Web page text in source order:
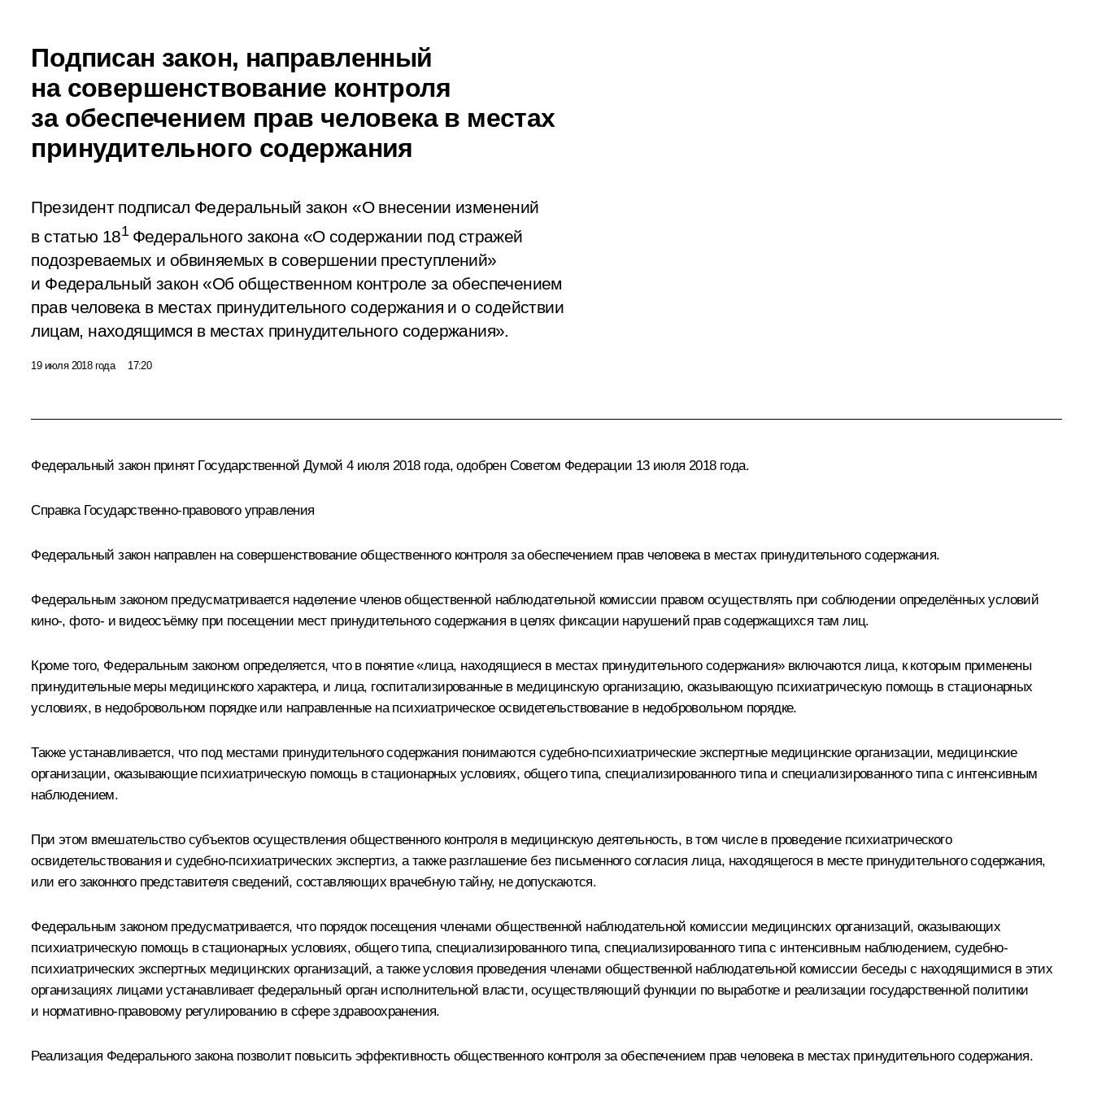
Подписан закон, направленный
на совершенствование контроля
за обеспечением прав человека в местах
принудительного содержания
Президент подписал Федеральный закон «О внесении изменений
в статью 181 Федерального закона «О содержании под стражей
подозреваемых и обвиняемых в совершении преступлений»
и Федеральный закон «Об общественном контроле за обеспечением
прав человека в местах принудительного содержания и о содействии
лицам, находящимся в местах принудительного содержания».
19 июля 2018 года 17:20
Федеральный закон принят Государственной Думой 4 июля 2018 года, одобрен Советом Федерации 13 июля 2018 года.
Справка Государственно-правового управления
Федеральный закон направлен на совершенствование общественного контроля за обеспечением прав человека в местах принудительного содержания.
Федеральным законом предусматривается наделение членов общественной наблюдательной комиссии правом осуществлять при соблюдении определённых условий
кино-, фото- и видеосъёмку при посещении мест принудительного содержания в целях фиксации нарушений прав содержащихся там лиц.
Кроме того, Федеральным законом определяется, что в понятие «лица, находящиеся в местах принудительного содержания» включаются лица, к которым применены
принудительные меры медицинского характера, и лица, госпитализированные в медицинскую организацию, оказывающую психиатрическую помощь в стационарных
условиях, в недобровольном порядке или направленные на психиатрическое освидетельствование в недобровольном порядке.
Также устанавливается, что под местами принудительного содержания понимаются судебно-психиатрические экспертные медицинские организации, медицинские
организации, оказывающие психиатрическую помощь в стационарных условиях, общего типа, специализированного типа и специализированного типа с интенсивным
наблюдением.
При этом вмешательство субъектов осуществления общественного контроля в медицинскую деятельность, в том числе в проведение психиатрического
освидетельствования и судебно-психиатрических экспертиз, а также разглашение без письменного согласия лица, находящегося в месте принудительного содержания,
или его законного представителя сведений, составляющих врачебную тайну, не допускаются.
Федеральным законом предусматривается, что порядок посещения членами общественной наблюдательной комиссии медицинских организаций, оказывающих
психиатрическую помощь в стационарных условиях, общего типа, специализированного типа, специализированного типа с интенсивным наблюдением, судебно-
психиатрических экспертных медицинских организаций, а также условия проведения членами общественной наблюдательной комиссии беседы с находящимися в этих
организациях лицами устанавливает федеральный орган исполнительной власти, осуществляющий функции по выработке и реализации государственной политики
и нормативно-правовому регулированию в сфере здравоохранения.
Реализация Федерального закона позволит повысить эффективность общественного контроля за обеспечением прав человека в местах принудительного содержания.